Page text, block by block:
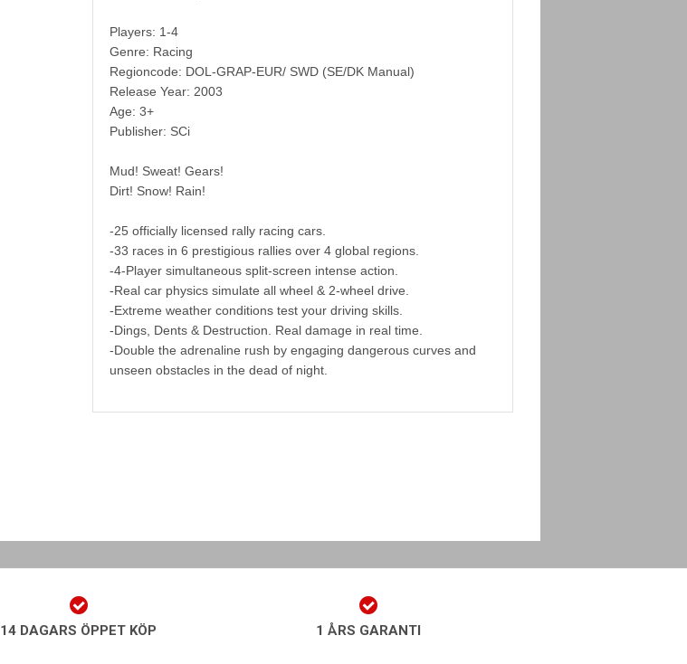
Players: 1-4
Genre: Racing
Regioncode: DOL-GRAP-EUR/ SWD (SE/DK Manual)
Release Year: 2003
Age: 3+
Publisher: SCi
Mud! Sweat! Gears!
Dirt! Snow! Rain!
-25 officially licensed rally racing cars.
-33 races in 6 prestigious rallies over 4 global regions.
-4-Player simultaneous split-screen intense action.
-Real car physics simulate all wheel & 2-wheel drive.
-Extreme weather conditions test your driving skills.
-Dings, Dents & Destruction. Real damage in real time.
-Double the adrenaline rush by engaging dangerous curves and
unseen obstacles in the dead of night.
14 DAGARS ÖPPET KÖP 1 ÅRS GARANTI